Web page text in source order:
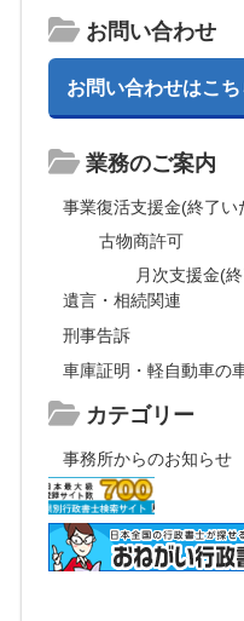
お問い合わせ
お問い合わせはこち
業務のご案内
事業復活支援金(終了い
古物商許可
月次支援金(
遺言・相続関連
刑事告訴
車庫証明・軽自動車の
カテゴリー
事務所からのお知らせ